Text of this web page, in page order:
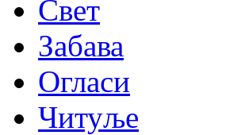
Свет
Забава
Огласи
Читуље